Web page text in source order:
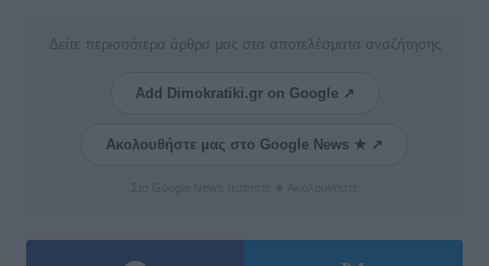
Δείτε περισσότερα άρθρα μας στα αποτελέσματα αναζήτησης
Add Dimokratiki.gr on Google ↗
Ακολουθήστε μας στο Google News ★ ↗